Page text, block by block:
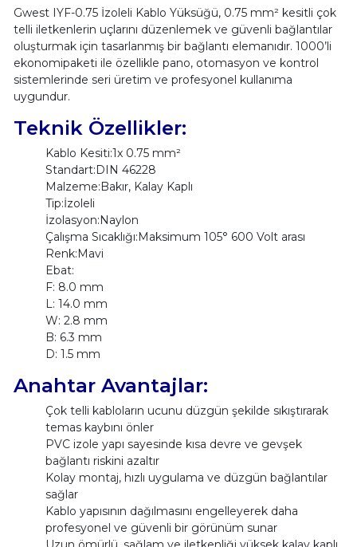
Gwest IYF-0.75 İzoleli Kablo Yüksüğü, 0.75 mm² kesitli çok
telli iletkenlerin uçlarını düzenlemek ve güvenli bağlantılar
oluşturmak için tasarlanmış bir bağlantı elemanıdır. 1000’li
ekonomipaketi ile özellikle pano, otomasyon ve kontrol
sistemlerinde seri üretim ve profesyonel kullanıma
uygundur.
Teknik Özellikler:
Kablo Kesiti:1x 0.75 mm²
Standart:DIN 46228
Malzeme:Bakır, Kalay Kaplı
Tip:İzoleli
İzolasyon:Naylon
Çalışma Sıcaklığı:Maksimum 105° 600 Volt arası
Renk:Mavi
Ebat:
F: 8.0 mm
L: 14.0 mm
W: 2.8 mm
B: 6.3 mm
D: 1.5 mm
Anahtar Avantajlar:
Çok telli kabloların ucunu düzgün şekilde sıkıştırarak
temas kaybını önler
PVC izole yapı sayesinde kısa devre ve gevşek
bağlantı riskini azaltır
Kolay montaj, hızlı uygulama ve düzgün bağlantılar
sağlar
Kablo yapısının dağılmasını engelleyerek daha
profesyonel ve güvenli bir görünüm sunar